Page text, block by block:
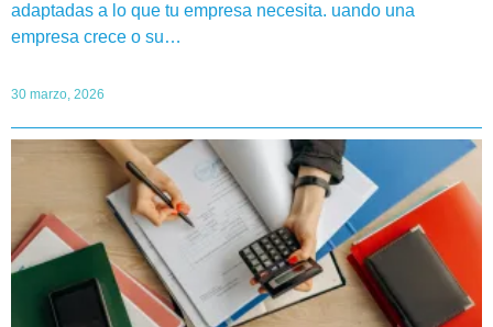
adaptadas a lo que tu empresa necesita. uando una
empresa crece o su…
30 marzo, 2026